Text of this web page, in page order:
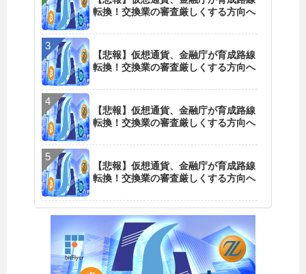
転換！交換業の審査厳しくする方向へ
【悲報】仮想通貨、金融庁が育成路線
転換！交換業の審査厳しくする方向へ
【悲報】仮想通貨、金融庁が育成路線
転換！交換業の審査厳しくする方向へ
【悲報】仮想通貨、金融庁が育成路線
転換！交換業の審査厳しくする方向へ